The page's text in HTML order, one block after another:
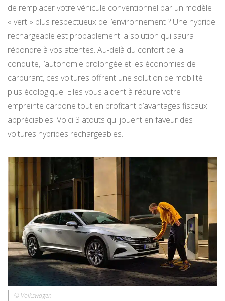
de remplacer votre véhicule conventionnel par un modèle
« vert » plus respectueux de l’environnement ? Une hybride
rechargeable est probablement la solution qui saura
répondre à vos attentes. Au-delà du confort de la
conduite, l’autonomie prolongée et les économies de
carburant, ces voitures offrent une solution de mobilité
plus écologique. Elles vous aident à réduire votre
empreinte carbone tout en profitant d’avantages fiscaux
appréciables. Voici 3 atouts qui jouent en faveur des
voitures hybrides rechargeables.
© Volkswagen